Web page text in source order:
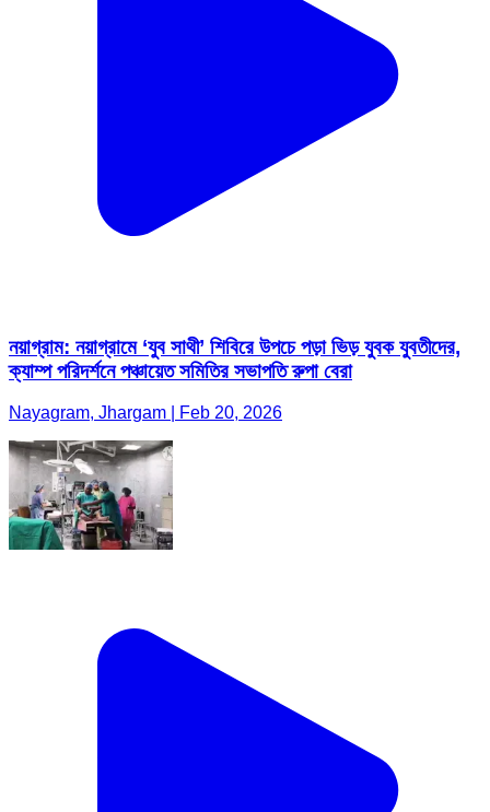
নয়াগ্রাম: নয়াগ্রামে ‘যুব সাথী’ শিবিরে উপচে পড়া ভিড় যুবক যুবতীদের,
ক্যাম্প পরিদর্শনে পঞ্চায়েত সমিতির সভাপতি রুপা বেরা
Nayagram, Jhargam | Feb 20, 2026